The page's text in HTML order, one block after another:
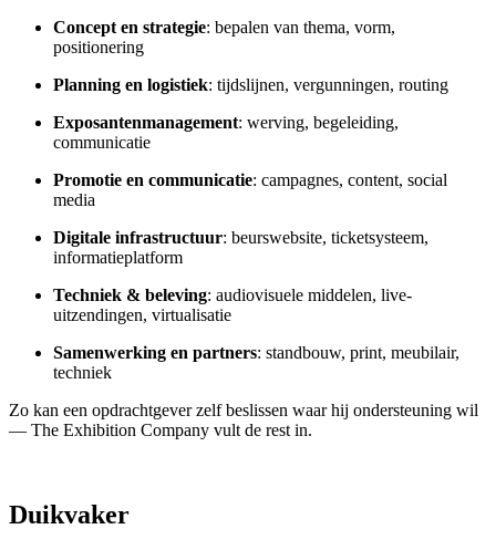
Concept en strategie: bepalen van thema, vorm,
positionering
Planning en logistiek: tijdslijnen, vergunningen, routing
Exposantenmanagement: werving, begeleiding,
communicatie
Promotie en communicatie: campagnes, content, social
media
Digitale infrastructuur: beurswebsite, ticketsysteem,
informatieplatform
Techniek & beleving: audiovisuele middelen, live-
uitzendingen, virtualisatie
Samenwerking en partners: standbouw, print, meubilair,
techniek
Zo kan een opdrachtgever zelf beslissen waar hij ondersteuning wil
— The Exhibition Company vult de rest in.
Duikvaker